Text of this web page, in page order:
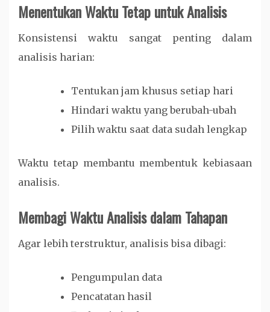
Menentukan Waktu Tetap untuk Analisis
Konsistensi waktu sangat penting dalam
analisis harian:
Tentukan jam khusus setiap hari
Hindari waktu yang berubah-ubah
Pilih waktu saat data sudah lengkap
Waktu tetap membantu membentuk kebiasaan
analisis.
Membagi Waktu Analisis dalam Tahapan
Agar lebih terstruktur, analisis bisa dibagi:
Pengumpulan data
Pencatatan hasil